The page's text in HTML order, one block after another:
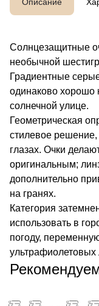
Солнцезащитные
необычной
Градиентные
одинаково хорошо
солнечной улице.
Геометрическая
стилевое
глазах. Очки
оригинальным;
дополнительно
на гранях.
Категория
использовать в
погоду,
ультрафиолетовых